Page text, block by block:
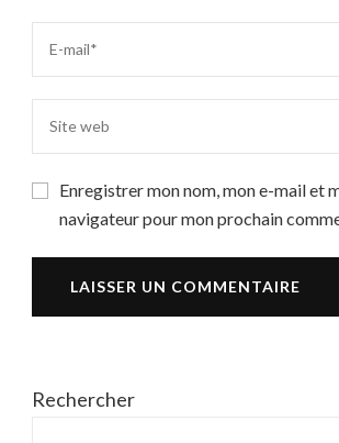
Enregistrer mon nom, mon e-mail et
navigateur pour mon prochain
Rechercher